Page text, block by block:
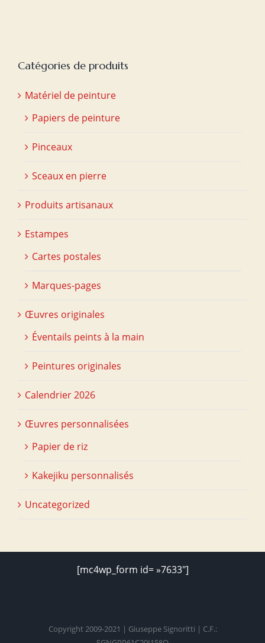
Catégories de produits
Matériel de peinture
Papiers de peinture
Pinceaux
Sceaux en pierre
Produits artisanaux
Estampes
Cartes postales
Marques-pages
Œuvres originales
Éventails peints à la main
Peintures originales
Calendrier 2026
Œuvres personnalisées
Papier de riz
Kakejiku personnalisés
Uncategorized
[mc4wp_form id= »7633″]
Copyright 2009-2021 | Giuseppe Signoritti | C.F.: